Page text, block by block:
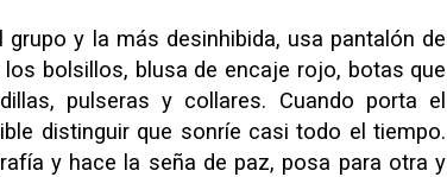
grupo y la más desinhibida, usa pantalón de
bolsillos, blusa de encaje rojo, botas que
pulseras y collares. Cuando porta el
distinguir que sonríe casi todo el tiempo.
y hace la seña de paz, posa para otra y